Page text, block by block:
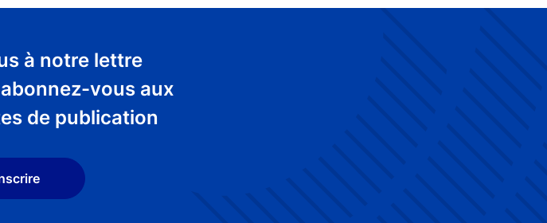
à notre lettre
vous aux
de publication